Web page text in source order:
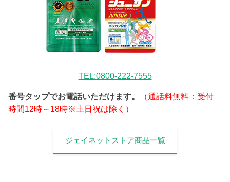
TEL:0800-222-7555
番号タップでお電話いただけます。
（通話料無料：受付
時間12時～18時※土日祝は除く）
ジェイネットストア商品一覧